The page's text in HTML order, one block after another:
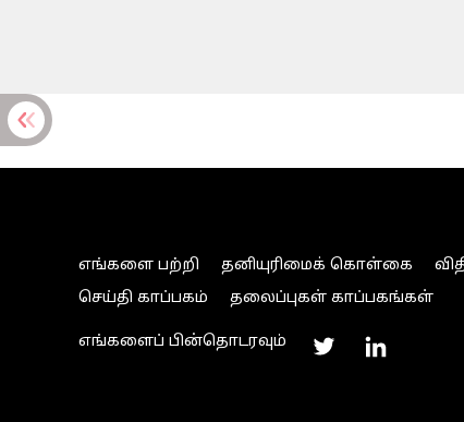
எங்களை பற்றி தனியுரிமைக் கொள்கை
செய்தி காப்பகம்
தலைப்புகள் காப்பகங்கள்
எங்களைப் பின்தொடரவும்